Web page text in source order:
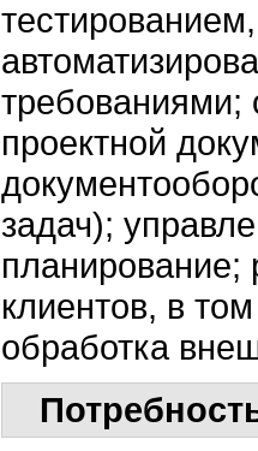
требованиями;
проектной
задач);
планирование;
клиентов, в
обработка